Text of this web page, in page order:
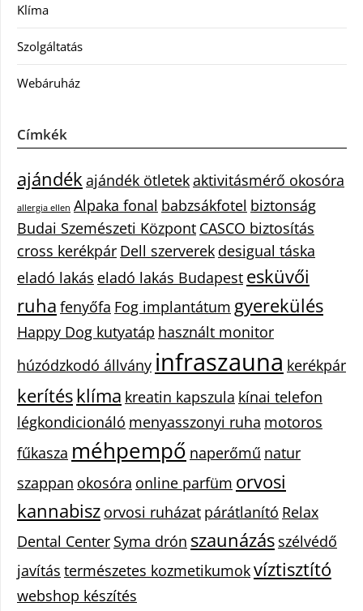
Klíma
Szolgáltatás
Webáruház
Címkék
ajándékajándék ötletekaktivitásmérő okosóra
allergia ellen Alpaka fonal babzsákfotel biztonság
Budai Szemészeti Központ CASCO biztosítás
cross kerékpár Dell szerverek desigual táska
eladó lakás eladó lakás Budapest esküvői
ruha fenyőfa Fog implantátum gyerekülés
Happy Dog kutyatáp használt monitor
húzódzkodó állvány infraszauna kerékpár
kerítésklíma kreatin kapszula kínai telefon
légkondicionáló menyasszonyi ruha motoros
fűkasza méhpempő naperőmű natur
szappan okosóra online parfüm orvosi
kannabisz orvosi ruházat párátlanító Relax
Dental Center Syma drón szaunázás szélvédő
javítás természetes kozmetikumokvíztisztító
webshop készítés